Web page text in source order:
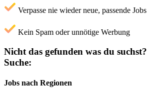
Verpasse nie wieder neue, passende Jobs
Kein Spam oder unnötige Werbung
Nicht das gefunden was du suchst?
Suche:
Jobs nach Regionen